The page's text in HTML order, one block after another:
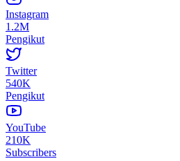
Instagram
1.2M
Pengikut
Twitter
540K
Pengikut
YouTube
210K
Subscribers